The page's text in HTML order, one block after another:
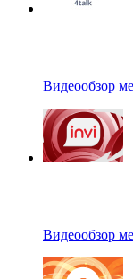
Видеообзор
Видеообзор